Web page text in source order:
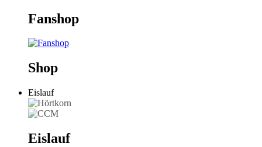
Fanshop
Shop
Eislauf
Eislauf